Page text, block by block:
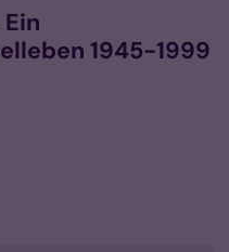
1945-1999